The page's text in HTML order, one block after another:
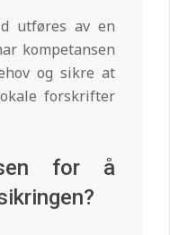
utføres av en
kompetansen
og sikre at
forskrifter
for å